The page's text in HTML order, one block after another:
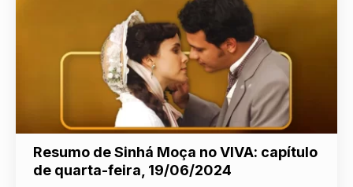
Resumo de Sinhá Moça no VIVA: capítulo
de quarta-feira, 19/06/2024